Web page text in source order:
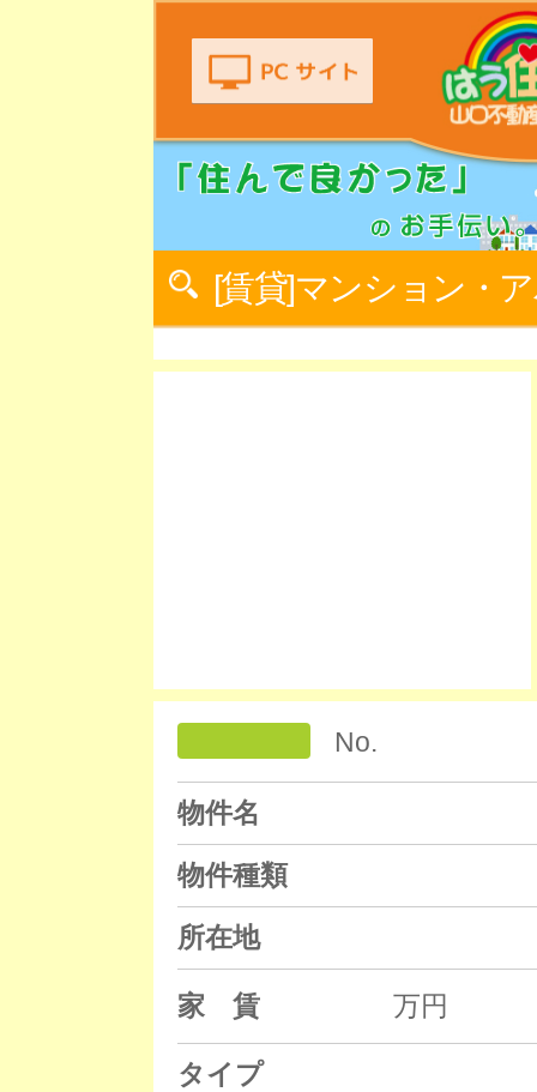
[賃貸]マンション・
No.
物件名
物件種類
所在地
家 賃 万円
タイプ